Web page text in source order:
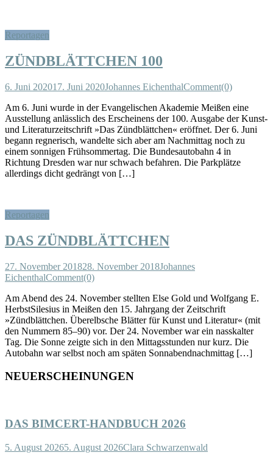
Reportagen
ZÜNDBLÄTTCHEN 100
6. Juni 202017. Juni 2020Johannes EichenthalComment(0)
Am 6. Juni wurde in der Evangelischen Akademie Meißen eine
Ausstellung anlässlich des Erscheinens der 100. Ausgabe der Kunst-
und Literaturzeitschrift »Das Zündblättchen« eröffnet. Der 6. Juni
begann regnerisch, wandelte sich aber am Nachmittag noch zu
einem sonnigen Frühsommertag. Die Bundesautobahn 4 in
Richtung Dresden war nur schwach befahren. Die Parkplätze
allerdings dicht gedrängt von […]
Reportagen
DAS ZÜNDBLÄTTCHEN
27. November 201828. November 2018Johannes
EichenthalComment(0)
Am Abend des 24. November stellten Else Gold und Wolfgang E.
HerbstSilesius in Meißen den 15. Jahrgang der Zeitschrift
»Zündblättchen. Überelbsche Blätter für Kunst und Literatur« (mit
den Nummern 85–90) vor. Der 24. November war ein nasskalter
Tag. Die Sonne zeigte sich in den Mittagsstunden nur kurz. Die
Autobahn war selbst noch am späten Sonnabendnachmittag […]
NEUERSCHEINUNGEN
DAS BIMCERT-HANDBUCH 2026
5. August 20265. August 2026Clara Schwarzenwald